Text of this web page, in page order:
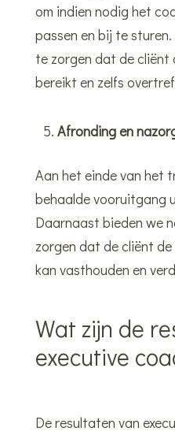
om indien nodig het
passen en bij te
te zorgen dat de cliënt
bereikt en zelfs
Afronding en
Aan het einde van het
behaalde vooruitgang
Daarnaast bieden we
zorgen dat de cliënt
kan vasthouden en
Wat zijn de
executive
De resultaten van